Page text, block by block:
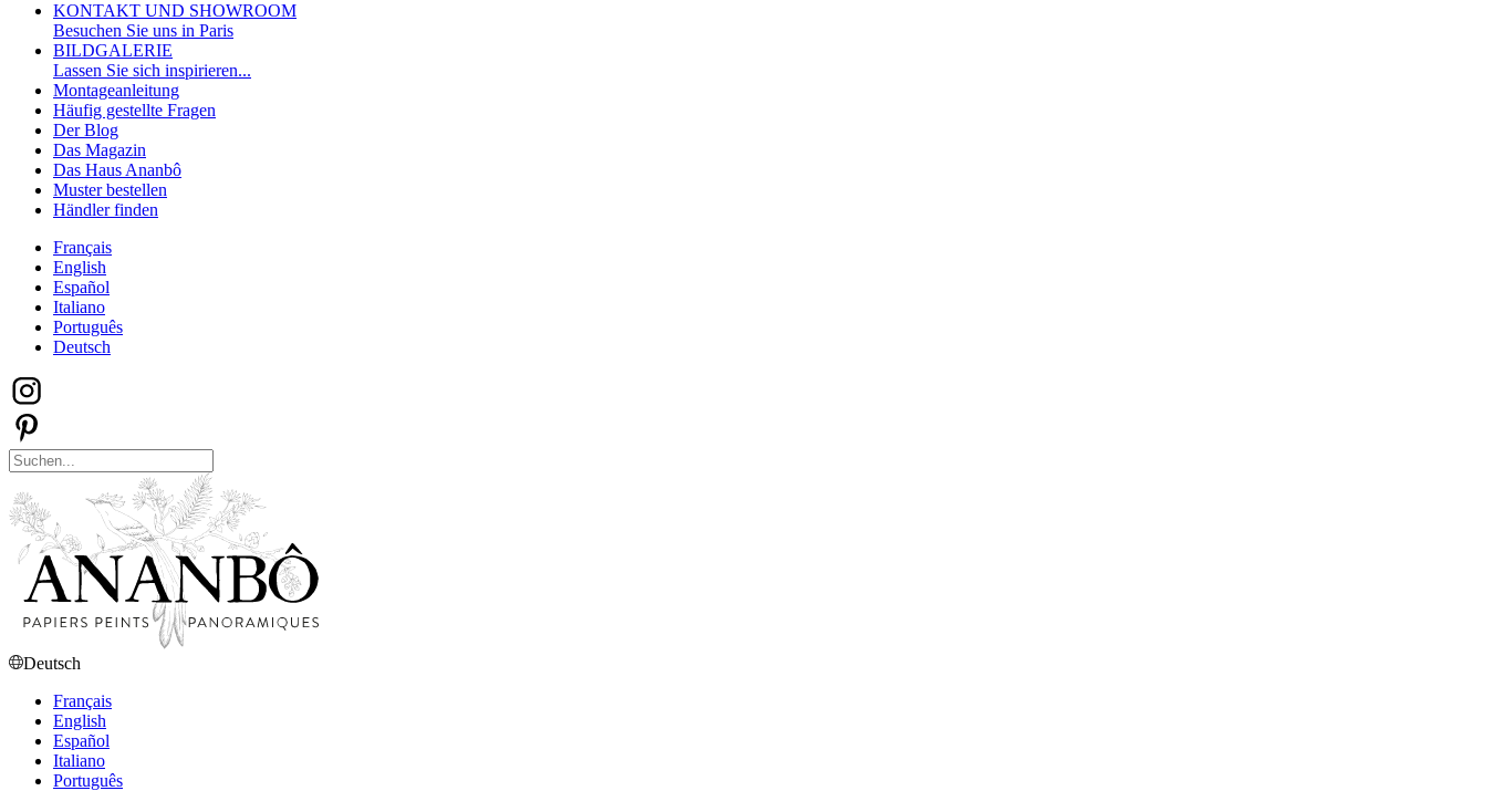
KONTAKT UND SHOWROOM
Besuchen Sie uns in Paris
BILDGALERIE
Lassen Sie sich inspirieren...
Montageanleitung
Häufig gestellte Fragen
Der Blog
Das Magazin
Das Haus Ananbô
Muster bestellen
Händler finden
Français
English
Español
Italiano
Português
Deutsch
Deutsch
Français
English
Español
Italiano
Português